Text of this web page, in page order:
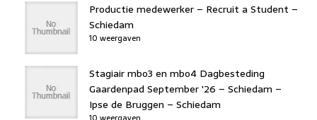
Productie medewerker – Recruit a Student –
Schiedam
10 weergaven
Stagiair mbo3 en mbo4 Dagbesteding
Gaardenpad September '26 – Schiedam –
Ipse de Bruggen – Schiedam